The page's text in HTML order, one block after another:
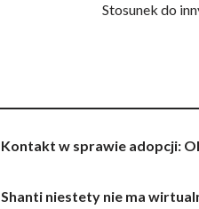
Stosunek do
Kontakt w sprawie adopcji:
Shanti niestety nie ma